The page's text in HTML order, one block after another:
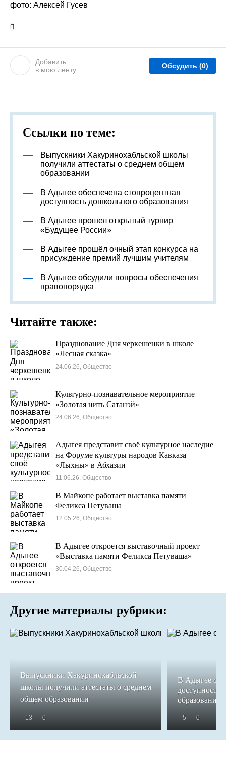
фото: Алексей Гусев
Добавить
в мою ленту
Обсудить (0)
Ссылки по теме:
Выпускники Хакуринохабльской школы
получили аттестаты о среднем общем
образовании
В Адыгее обеспечена стопроцентная
доступность дошкольного образования
В Адыгее прошел открытый турнир
«Будущее России»
В Адыгее прошёл очный этап конкурса на
присуждение премий лучшим учителям
В Адыгее обсудили вопросы обеспечения
правопорядка
Читайте также:
Празднование Дня черкешенки в школе
«Лесная сказка»
24.06.26, Общество
Культурно-познавательное мероприятие
«Золотая нить Сатанэй» ⁣
24.06.26, Общество
Адыгея представит своё культурное наследие
на Форуме культуры народов Кавказа
«Лыхны» в Абхазии
11.06.26, Общество
В Майкопе работает выставка памяти
Феликса Петуваша
12.05.26, Общество
В Адыгее откроется выставочный проект
«Выставка памяти Феликса Петуваша»
30.04.26, Общество
Другие материалы рубрики:
Выпускники Хакуринохабльской
школы получили аттестаты о среднем
общем образовании
13 0
В Адыгее
доступность
образования
5 0